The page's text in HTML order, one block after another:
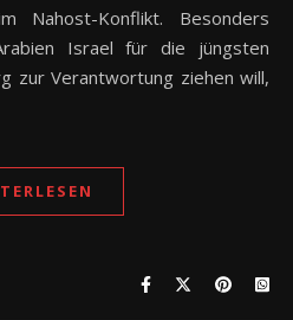
Nahost-Konflikt. Besonders
Israel für die jüngsten
zur Verantwortung ziehen will,